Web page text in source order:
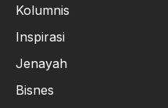
Kolumnis
Inspirasi
Jenayah
Bisnes